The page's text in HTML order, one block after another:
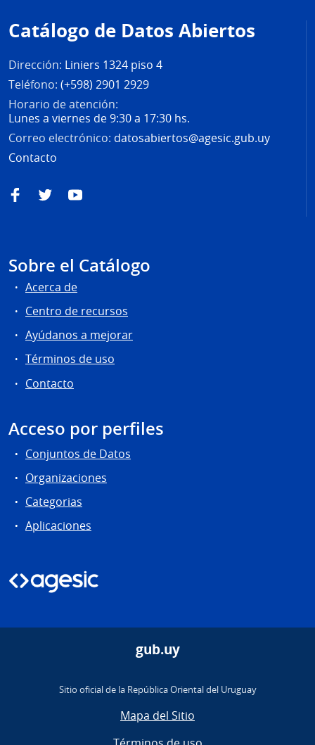
de
página
Catálogo de Datos Abiertos
Dirección: Liniers 1324 piso 4
Teléfono: (+598) 2901 2929
Horario de atención:
Lunes a viernes de 9:30 a 17:30 hs.
Correo electrónico: datosabiertos@agesic.gub.uy
Contacto
FacebookTwitterYouTube
Sobre el Catálogo
Acerca de
Centro de recursos
Ayúdanos a mejorar
Términos de uso
Contacto
Acceso por perfiles
Conjuntos de Datos
Organizaciones
Categorias
Aplicaciones
gub.uy
Sitio oficial de la República Oriental del Uruguay
Mapa del Sitio